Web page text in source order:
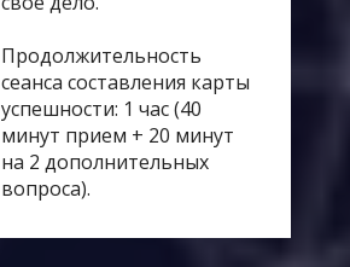
Продолжительность
сеанса составления карты
успешности: 1 час (40
минут прием + 20 минут
на 2 дополнительных
вопроса).